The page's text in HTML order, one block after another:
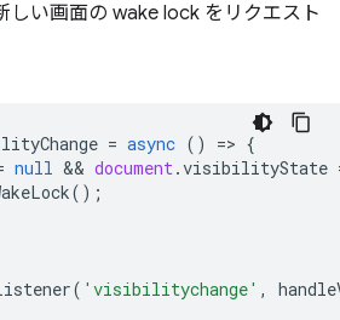
しい画面の wake lock をリクエスト
= async () => {
null && document.visibilityState
();
( 'visibilitychange' ,